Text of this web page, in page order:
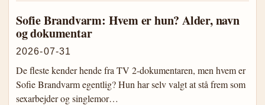
Sofie Brandvarm: Hvem er hun? Alder, navn
og dokumentar
2026-07-31
De fleste kender hende fra TV 2-dokumentaren, men hvem er
Sofie Brandvarm egentlig? Hun har selv valgt at stå frem som
sexarbejder og singlemor…